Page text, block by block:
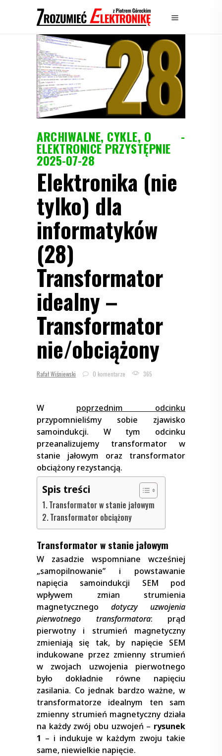
ARCHIWALNE, CYKLE, O
ELEKTRONICE PRZYSTĘPNIE
2025-07-28
Elektronika (nie
tylko) dla
informatyków
(28)
Transformator
idealny –
Transformator
nie/obciążony
Rafał Wiśniewski 0 komentarze 365
W poprzednim odcinku
przypomnieliśmy sobie zjawisko
samoindukcji. W tym odcinku
przeanalizujemy transformator w
stanie jałowym oraz transformator
obciążony rezystancją.
Spis treści
Transformator w stanie jałowym
Transformator obciążony
Transformator w stanie jałowym
W zasadzie wspomniane wcześniej
„samopilnowanie” i powstawanie
napięcia samoindukcji SEM pod
wpływem zmian strumienia
magnetycznego dotyczy uzwojenia
pierwotnego transformatora: prąd
pierwotny i strumień magnetyczny
zmieniają się tak, by napięcie SEM
indukowane przez zmienny strumień
w zwojach uzwojenia pierwotnego
było dokładnie równe napięciu
zasilania. Co jednak bardzo ważne, w
transformatorze idealnym ten sam
zmienny strumień magnetyczny działa
na każdy zwój obu uzwojeń – rysunek
1 – i indukuje w każdym zwoju takie
same, niewielkie napięcie.